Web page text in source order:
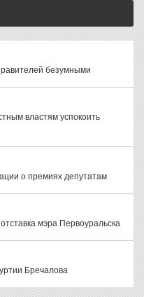
безумными
властям успокоить
о премиях депутатам
мэра Первоуральска
Бречалова